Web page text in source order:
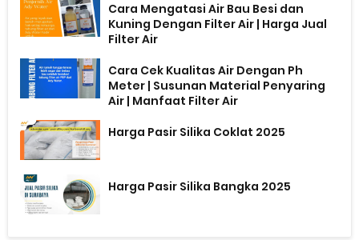
Cara Mengatasi Air Bau Besi dan
Kuning Dengan Filter Air | Harga Jual
Filter Air
Cara Cek Kualitas Air Dengan Ph
Meter | Susunan Material Penyaring
Air | Manfaat Filter Air
Harga Pasir Silika Coklat 2025
Harga Pasir Silika Bangka 2025